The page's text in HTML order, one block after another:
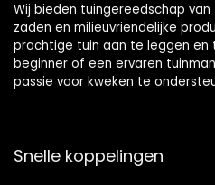
Wij bieden tuingereedschap
zaden en milieuvriendelijke
prachtige tuin aan te leggen en
beginner of een ervaren
passie voor kweken te
Snelle koppelingen